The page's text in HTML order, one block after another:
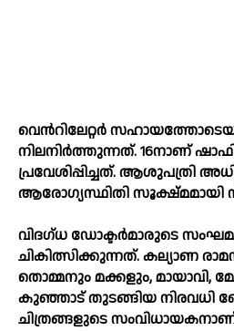
വെന്‍റിലേറ്റര്‍
നിലനിര്‍ത്തുന്നത്. 16നാണ്
പ്രവേശിപ്പിച്ചത്. ആശുപത്രി
ആരോഗ്യസ്ഥിതി സൂക്ഷ്മമായി
വിദഗ്ധ ഡോക്ടര്‍മാരുടെ
ചികിത്സിക്കുന്നത്. കല്യാണ
തൊമ്മനും മക്കളും, മായാവി,
കുഞ്ഞാട് തുടങ്ങിയ നിരവധി
ചിത്രങ്ങളുടെ